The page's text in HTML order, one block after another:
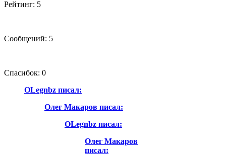
Рейтинг: 5
Сообщений: 5
Спасибок: 0
OLegnbz писал:
Олег Макаров писал:
OLegnbz писал:
Олег Макаров
писал: